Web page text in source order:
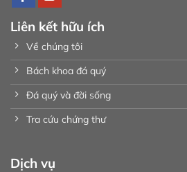
Liên kết hữu ích
Về chúng tôi
Bách khoa đá quý
Đá quý và đời sống
Tra cứu chứng thư
Dịch vụ